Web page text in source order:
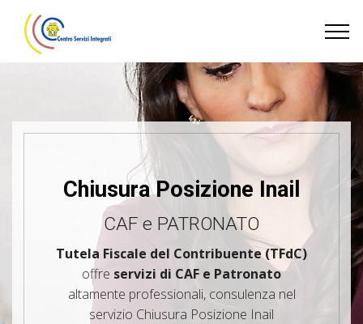
Chiusura Posizione Inail
CAF e PATRONATO
Tutela Fiscale del Contribuente (TFdC)
offre servizi di CAF e Patronato
altamente professionali, consulenza nel
servizio Chiusura Posizione Inail